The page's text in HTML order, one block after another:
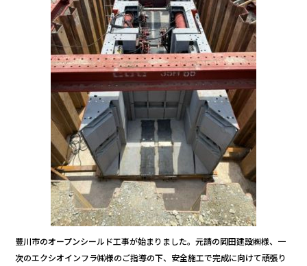
豊川市のオープンシールド工事が始まりました。元請の岡田建設㈱様、一
次のエクシオインフラ㈱様のご指導の下、安全施工で完成に向けて頑張り